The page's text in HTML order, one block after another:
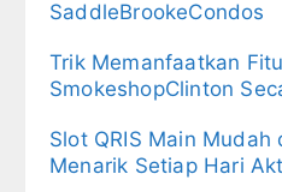
SaddleBrookeCondos
Trik Memanfaatkan
SmokeshopClinton
Slot QRIS Main Mudah
Menarik Setiap Hari